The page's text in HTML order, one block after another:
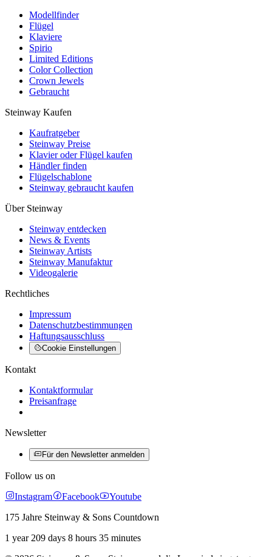
Modellfinder
Flügel
Klaviere
Spirio
Limited Editions
Color Collection
Crown Jewels
Gebraucht
Steinway Kaufen
Kaufratgeber
Steinway Preise
Klavier oder Flügel kaufen
Händler finden
Flügelschablone
Steinway gebraucht kaufen
Über Steinway
Steinway entdecken
News & Events
Steinway Artists
Steinway Manufaktur
Videogalerie
Rechtliches
Impressum
Datenschutzbestimmungen
Haftungsausschluss
Cookie Einstellungen
Kontakt
Kontaktformular
Preisanfrage
Newsletter
Für den Newsletter anmelden
Follow us on
Instagram
Facebook
Youtube
175 Jahre Steinway & Sons Countdown
1 year 209 days 8 hours 35 minutes